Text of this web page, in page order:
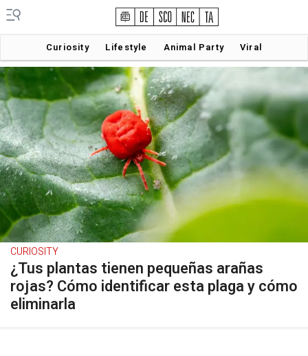
Curiosity Lifestyle Animal Party Viral
CURIOSITY
¿Tus plantas tienen pequeñas arañas
rojas? Cómo identificar esta plaga y cómo
eliminarla